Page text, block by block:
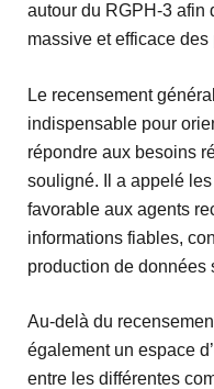
autour du RGPH-3 afin
massive et efficace des
Le recensement
indispensable pour
répondre aux besoins
souligné. Il a appelé
favorable aux agents
informations fiables,
production de données
Au-delà du
également un espace
entre les différentes